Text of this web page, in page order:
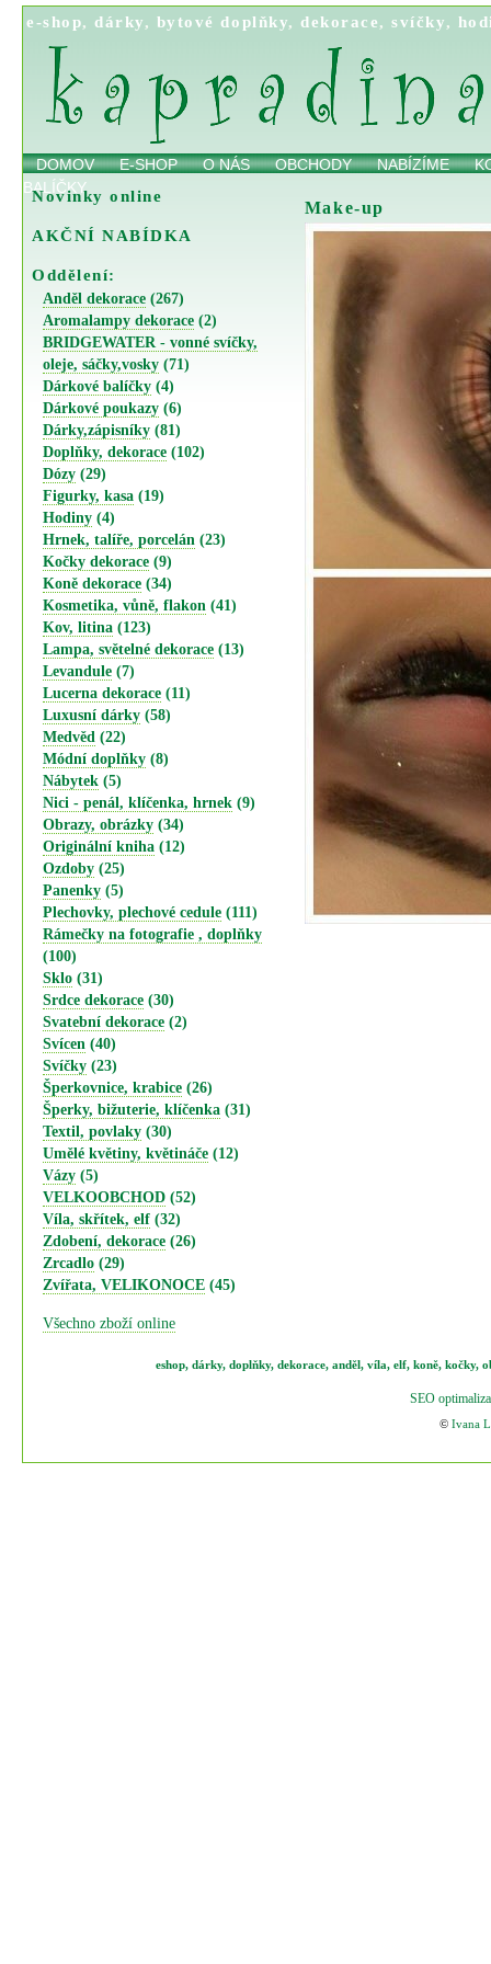
e-shop,dárky, bytové doplňky,dekorace,svíčky,
DOMOV E-SHOP O NÁS OBCHODY NABÍZÍME
BALÍČKY
Novinky online
AKČNÍ NABÍDKA
Oddělení:
Anděl dekorace (267)
Aromalampy dekorace (2)
BRIDGEWATER - vonné svíčky,
oleje, sáčky,vosky (71)
Dárkové balíčky (4)
Dárkové poukazy (6)
Dárky,zápisníky (81)
Doplňky, dekorace (102)
Dózy (29)
Figurky, kasa (19)
Hodiny (4)
Hrnek, talíře, porcelán (23)
Kočky dekorace (9)
Koně dekorace (34)
Kosmetika, vůně, flakon (41)
Kov, litina (123)
Lampa, světelné dekorace (13)
Levandule (7)
Lucerna dekorace (11)
Luxusní dárky (58)
Medvěd (22)
Módní doplňky (8)
Nábytek (5)
Nici - penál, klíčenka, hrnek (9)
Obrazy, obrázky (34)
Originální kniha (12)
Ozdoby (25)
Panenky (5)
Plechovky, plechové cedule (111)
Rámečky na fotografie , doplňky
(100)
Sklo (31)
Srdce dekorace (30)
Svatební dekorace (2)
Svícen (40)
Svíčky (23)
Šperkovnice, krabice (26)
Šperky, bižuterie, klíčenka (31)
Textil, povlaky (30)
Umělé květiny, květináče (12)
Vázy (5)
VELKOOBCHOD (52)
Víla, skřítek, elf (32)
Zdobení, dekorace (26)
Zrcadlo (29)
Zvířata, VELIKONOCE (45)
Všechno zboží online
Make-up
eshop, dárky, doplňky, dekorace, anděl, víla, elf, koně, kočky,
SEO
© Ivana